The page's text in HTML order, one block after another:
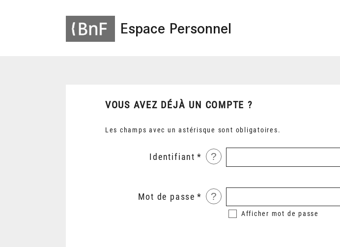
Espace Personnel
VOUS AVEZ DÉJÀ UN COMPTE ?
Les champs avec un astérisque sont obligatoires.
Identifiant ?
Mot de passe ?
Afficher mot de passe